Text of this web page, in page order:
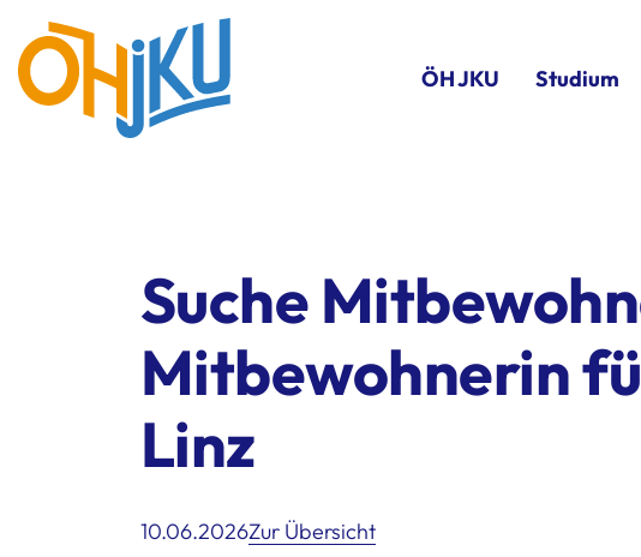
ÖH JKU Studium
Suche
Mitbewohnerin
Linz
10.06.2026Zur Übersicht